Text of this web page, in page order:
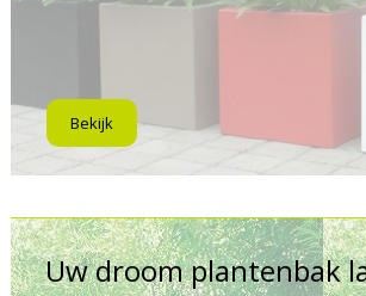
Bekijk
Uw droom plantenbak